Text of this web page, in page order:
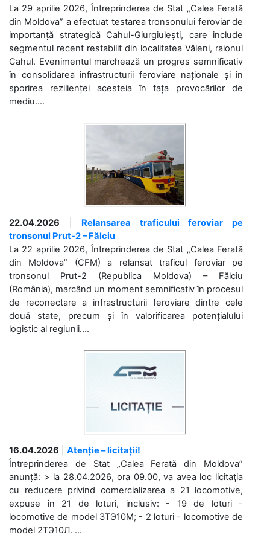
La 29 aprilie 2026, Întreprinderea de Stat „Calea Ferată
din Moldova” a efectuat testarea tronsonului feroviar de
importanță strategică Cahul-Giurgiulești, care include
segmentul recent restabilit din localitatea Văleni, raionul
Cahul. Evenimentul marchează un progres semnificativ
în consolidarea infrastructurii feroviare naționale și în
sporirea rezilienței acesteia în fața provocărilor de
mediu....
22.04.2026
Relansarea traficului feroviar pe
tronsonul Prut-2 – Fălciu
La 22 aprilie 2026, Întreprinderea de Stat „Calea Ferată
din Moldova” (CFM) a relansat traficul feroviar pe
tronsonul Prut-2 (Republica Moldova) – Fălciu
(România), marcând un moment semnificativ în procesul
de reconectare a infrastructurii feroviare dintre cele
două state, precum și în valorificarea potențialului
logistic al regiunii....
16.04.2026
Atenție – licitații!
Întreprinderea de Stat „Calea Ferată din Moldova”
anunță: > la 28.04.2026, ora 09.00, va avea loc licitaţia
cu reducere privind comercializarea a 21 locomotive,
expuse în 21 de loturi, inclusiv: - 19 de loturi -
locomotive de model 3ТЭ10М; - 2 loturi - locomotive de
model 2ТЭ10Л. ...